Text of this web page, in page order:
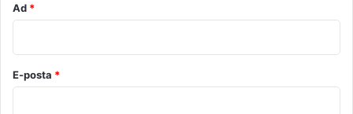
Ad *
E-posta *